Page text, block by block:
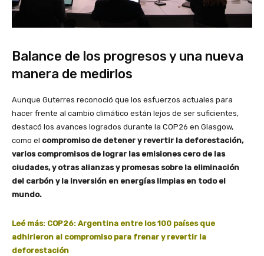
Balance de los progresos y una nueva
manera de medirlos
Aunque Guterres reconoció que los esfuerzos actuales para
hacer frente al cambio climático están lejos de ser suficientes,
destacó los avances logrados durante la COP26 en Glasgow,
como el compromiso de detener y revertir la deforestación,
varios compromisos de lograr las emisiones cero de las
ciudades, y otras alianzas y promesas sobre la eliminación
del carbón y la inversión en energías limpias en todo el
mundo.
Leé más: COP26: Argentina entre los 100 países que
adhirieron al compromiso para frenar y revertir la
deforestación